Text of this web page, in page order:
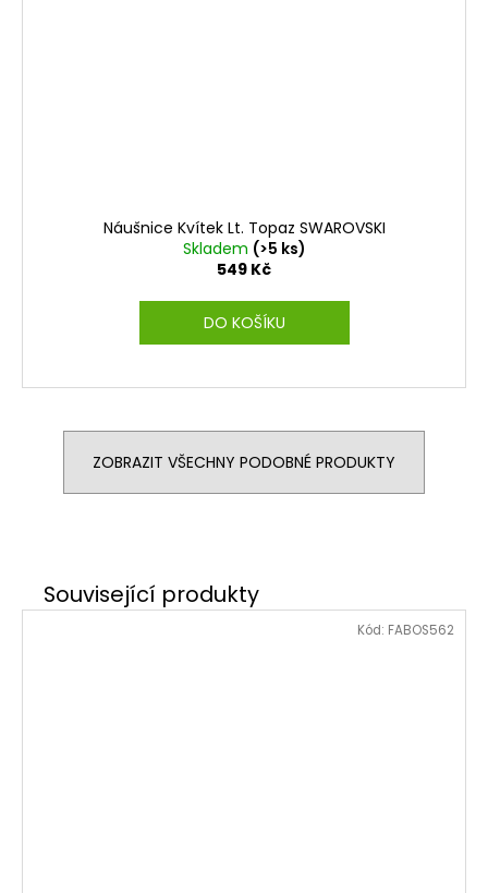
Náušnice Kvítek Lt. Topaz SWAROVSKI
Skladem (>5 ks)
549 Kč
DO KOŠÍKU
ZOBRAZIT VŠECHNY PODOBNÉ PRODUKTY
Kód: FABOS562